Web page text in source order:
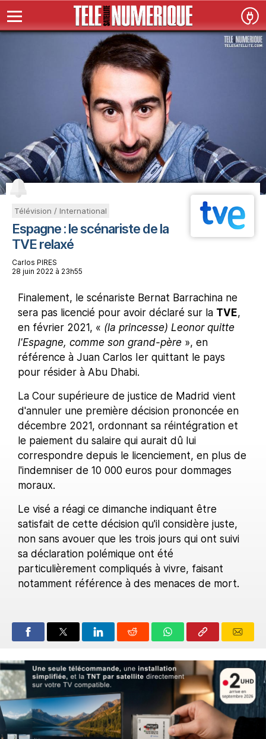
Télévision / International
Espagne : le scénariste de la
TVE relaxé
Carlos PIRES
28 juin 2022 à 23h55
Finalement, le scénariste Bernat Barrachina ne
sera pas licencié pour avoir déclaré sur la TVE,
en février 2021, « (la princesse) Leonor quitte
l'Espagne, comme son grand-père », en
référence à Juan Carlos Ier quittant le pays
pour résider à Abu Dhabi.
La Cour supérieure de justice de Madrid vient
d'annuler une première décision prononcée en
décembre 2021, ordonnant sa réintégration et
le paiement du salaire qui aurait dû lui
correspondre depuis le licenciement, en plus de
l'indemniser de 10 000 euros pour dommages
moraux.
Le visé a réagi ce dimanche indiquant être
satisfait de cette décision qu'il considère juste,
non sans avouer que les trois jours qui ont suivi
sa déclaration polémique ont été
particulièrement compliqués à vivre, faisant
notamment référence à des menaces de mort.